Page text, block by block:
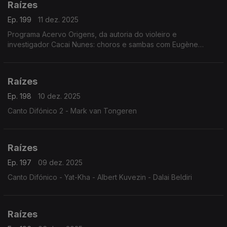
Raízes
Ep. 199
11 dez. 2025
Programa Acervo Origens, da autoria do violeiro e
investigador Cacai Nunes: choros e sambas com Eugène
Raízes
Ep. 198
10 dez. 2025
Canto Difónico 2 - Mark van Tongeren
Raízes
Ep. 197
09 dez. 2025
Canto Difónico - Yat-Kha - Albert Kuvezin - Dalai Beldiri
Raízes